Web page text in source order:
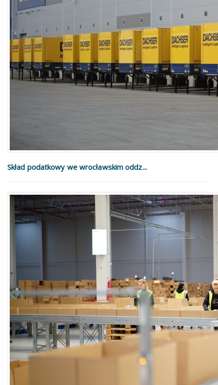
Skład podatkowy we wrocławskim oddz...